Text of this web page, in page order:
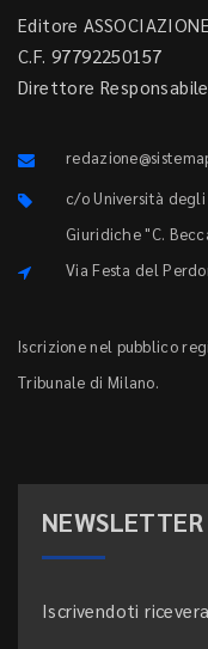
Editore
C.F. 97792250157
Direttore
c/o Università
Giuridiche "C.
Via Festa del
Iscrizione nel pubblico
Tribunale di Milano.
NEWSLETTER
Iscrivendoti